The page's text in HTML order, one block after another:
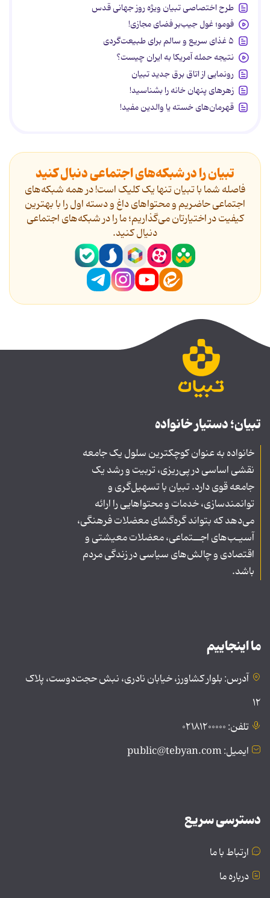
طرح اختصاصی تبیان ویژه روز جهانی قدس
فومو؛ غول جیب‌بر فضای مجازی!
۵ غذای سریع و سالم برای طبیعت‌گردی
نتیجه حمله آمریکا به ایران چیست؟
رونمایی از اتاق برق جدید تبیان
زهرهای پنهان خانه را بشناسید!
قهرمان‌های خسته یا والدین مفید!
تبیان را در شبکه‌های اجتماعی دنبال کنید
فاصله شما با تبیان تنها یک کلیک است! در همه شبکه‌های
اجتماعی حاضریم و محتواهای داغ و دسته اول را با بهترین
کیفیت در اختیارتان می‌گذاریم؛ ما را در شبکه‌های اجتماعی
دنیال کنید.
تبیان؛ دستیار خانواده
خانواده به عنوان کوچکترین سلول یک جامعه
نقشی اساسی در پی‌ریزی، تربیت و رشد یک
جامعه قوی دارد. تبیان با تسهیل‌گری و
توانمندسازی، خدمات و محتواهایی را ارائه
می‌دهد که بتواند گره‌گشای معضلات فرهنگی،
آسیـب‌های اجــتماعی، معضلات معیشتی و
اقتصادی و چالش‌های سیاسی در زندگی مردم
باشد.
ما اینجاییم
آدرس: بلوار کشاورز، خیابان نادری، نبش حجت‌دوست، پلاک
۱۲
تلفن: ۰۲۱۸۱۲۰۰۰۰۰
ایمیل: public@tebyan.com
دسترسی سریع
ارتباط با ما
درباره ما